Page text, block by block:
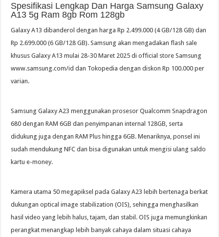
Spesifikasi Lengkap Dan Harga Samsung Galaxy
A13 5g Ram 8gb Rom 128gb
Galaxy A13 dibanderol dengan harga Rp 2.499.000 (4 GB/128 GB) dan
Rp 2.699.000 (6 GB/128 GB). Samsung akan mengadakan flash sale
khusus Galaxy A13 mulai 28-30 Maret 2025 di official store Samsung
www.samsung.com/id dan Tokopedia dengan diskon Rp 100.000 per
varian.
Samsung Galaxy A23 menggunakan prosesor Qualcomm Snapdragon
680 dengan RAM 6GB dan penyimpanan internal 128GB, serta
didukung juga dengan RAM Plus hingga 6GB. Menariknya, ponsel ini
sudah mendukung NFC dan bisa digunakan untuk mengisi ulang saldo
kartu e-money.
Kamera utama 50 megapiksel pada Galaxy A23 lebih bertenaga berkat
dukungan optical image stabilization (OIS), sehingga menghasilkan
hasil video yang lebih halus, tajam, dan stabil. OIS juga memungkinkan
perangkat menangkap lebih banyak cahaya dalam situasi cahaya